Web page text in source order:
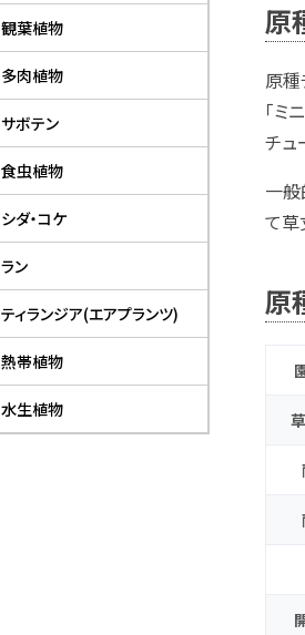
原
原種
「ミ
チュ
一般
て草
原
観葉植物
多肉植物
サボテン
食虫植物
シダ・コケ
ラン
ティランジア(エアプランツ)
熱帯植物
水生植物